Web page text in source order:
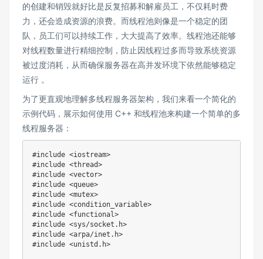
的创建和销毁就好比是反复招募和解雇员工，不仅耗时费
力，还会造成资源的浪费。而线程池则像是一个稳定的团
队，员工们可以持续工作，大大提高了效率。线程池还能够
对线程数量进行精细控制，防止因线程过多而导致系统资源
被过度消耗，从而确保服务器在高并发环境下依然能够稳定
运行 。
为了更直观地理解多线程服务器架构，我们来看一个简化的
示例代码，展示如何使用 C++ 和线程池来构建一个简单的多
线程服务器：
#include <iostream>
#include <thread>
#include <vector>
#include <queue>
#include <mutex>
#include <condition_variable>
#include <functional>
#include <sys/socket.h>
#include <arpa/inet.h>
#include <unistd.h>